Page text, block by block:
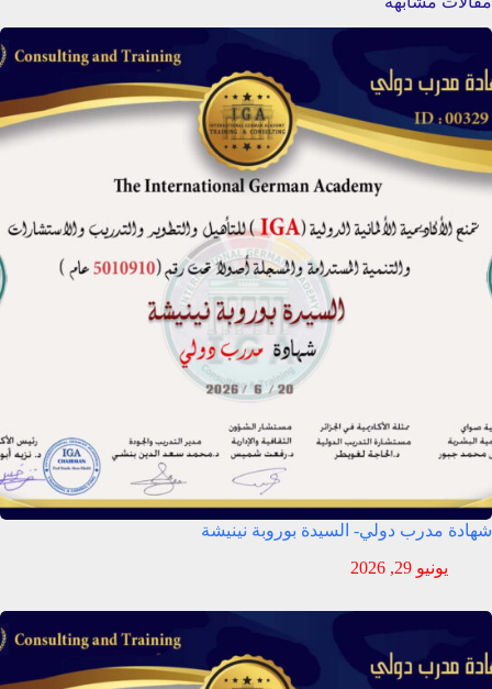
شهادة مدرب دولي- السيدة بوروبة نينيشة
يونيو 29, 2026